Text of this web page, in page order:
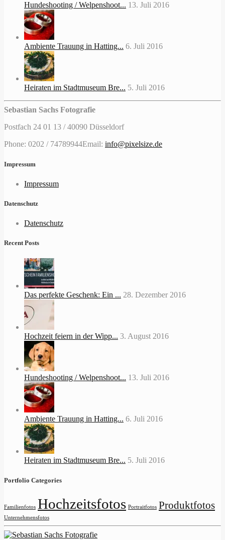
Hundeshooting / Welpenshoot... 13. Juli 2016
Ambiente Trauung in Hatting... 6. Juli 2016
Heiraten im Stadtmuseum Bre... 5. Juli 2016
Sebastian Sachs Fotografie
Postfach 24 01 13 / 40090 Düsseldorf
Phone: 0202 / 74789944Email: info@pixelsize.de
Impressum
Impressum
Datenschutz
Datenschutz
Recent Posts
Das perfekte Geschenk: Ein ... 28. Dezember 2016
Hochzeit feiern in der Wipp... 3. August 2016
Hundeshooting / Welpenshoot... 13. Juli 2016
Ambiente Trauung in Hatting... 6. Juli 2016
Heiraten im Stadtmuseum Bre... 5. Juli 2016
Portfolio Categories
Familienfotos Hochzeitsfotos Portraitfotos Produktfotos
Unternehmensfotos